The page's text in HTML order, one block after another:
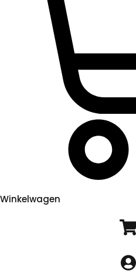
Winkelwagen